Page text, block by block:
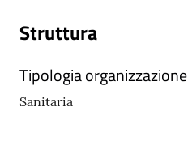
a
r
a
d
Struttura
Tipologia organizzazione
Sanitaria